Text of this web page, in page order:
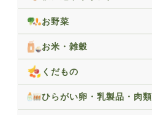
お野菜
お米・雑穀
くだもの
ひらがい卵・乳製品・肉類